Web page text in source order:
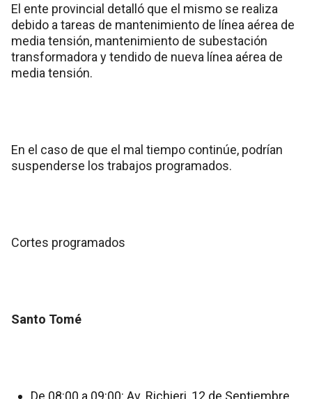
El ente provincial detalló que el mismo se realiza
debido a tareas de mantenimiento de línea aérea de
media tensión, mantenimiento de subestación
transformadora y tendido de nueva línea aérea de
media tensión.
En el caso de que el mal tiempo continúe, podrían
suspenderse los trabajos programados.
Cortes programados
Santo Tomé
De 08:00 a 09:00: Av. Richieri, 12 de Septiembre,